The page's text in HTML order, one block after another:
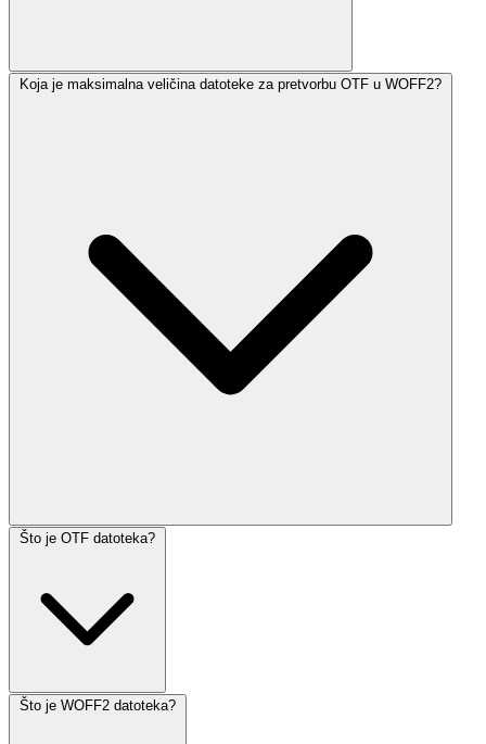
Koja je maksimalna veličina datoteke za pretvorbu OTF u WOFF2?
Što je OTF datoteka?
Što je WOFF2 datoteka?